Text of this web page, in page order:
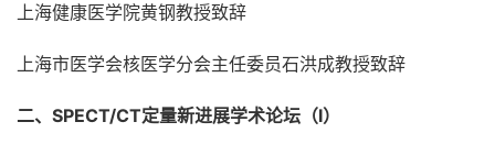
上海健康医学院黄钢教授致辞
上海市医学会核医学分会主任委员石洪成教授致辞
二、SPECT/CT定量新进展学术论坛（I）